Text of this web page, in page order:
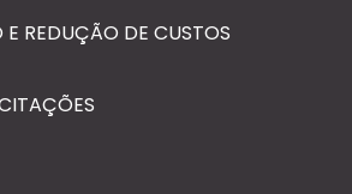
REDUÇÃO DE CUSTOS